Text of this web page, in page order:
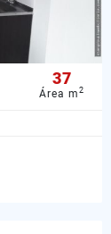
37
Área m 2